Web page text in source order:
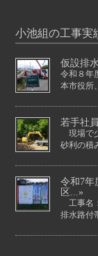
小池組の工事実
仮設排
令和８年
本市役所
若手社
現場で
砂利の積
令和7
区...»
工事名
排水路付